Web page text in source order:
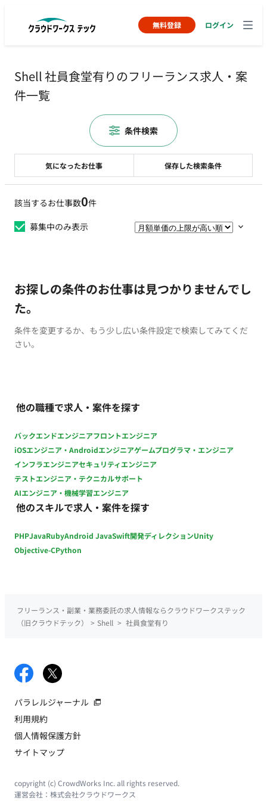
無料登録 ログイン
Shell 社員食堂有りのフリーランス求人・案
件一覧
該当するお仕事数0件
募集中のみ表示
お探しの条件のお仕事は見つかりませんでし
た。
条件を変更するか、もう少し広い条件設定で検索してみてくだ
さい。
他の職種で求人・案件を探す
バックエンドエンジニアフロントエンジニア
iOSエンジニア・Androidエンジニアゲームプログラマ・エンジニア
インフラエンジニアセキュリティエンジニア
テストエンジニア・テクニカルサポート
AIエンジニア・機械学習エンジニア
他のスキルで求人・案件を探す
PHPJavaRubyAndroid JavaSwift開発ディレクションUnity
Objective-CPython
気になったお仕事 保存した検索条件
条件検索
フリーランス・副業・業務委託の求人情報ならクラウドワークステック
（旧クラウドテック）
> Shell > 社員食堂有り
パラレルジャーナル
利用規約
個人情報保護方針
サイトマップ
copyright (c) CrowdWorks Inc. all rights reserved.
運営会社： 株式会社クラウドワークス